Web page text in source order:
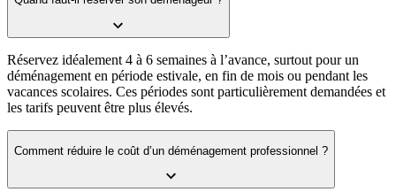
Réservez idéalement 4 à 6 semaines à l’avance, surtout pour un
déménagement en période estivale, en fin de mois ou pendant les
vacances scolaires. Ces périodes sont particulièrement demandées et
les tarifs peuvent être plus élevés.
Comment réduire le coût d’un déménagement professionnel ?